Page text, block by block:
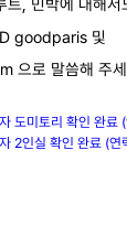
트, 민박에 대해서
goodparis 및
으로 말씀해 주
도미토리 확인 완료
2인실 확인 완료 (